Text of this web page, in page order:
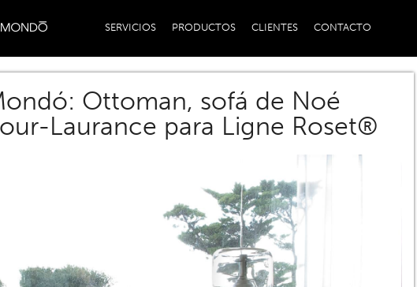
SERVICIOS PRODUCTOS CLIENTES CONTACTO
Ottoman, sofá de Noé
Laurance para Ligne Roset®